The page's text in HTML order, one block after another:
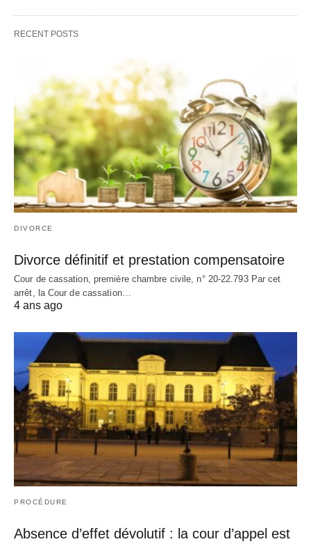
RECENT POSTS
DIVORCE
Divorce définitif et prestation compensatoire
Cour de cassation, première chambre civile, n° 20-22.793 Par cet
arrêt, la Cour de cassation…
4 ans ago
PROCÉDURE
Absence d’effet dévolutif : la cour d’appel est